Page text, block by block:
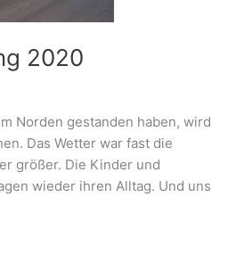
2020
Norden gestanden haben, wird
Das Wetter war fast die
größer. Die Kinder und
wieder ihren Alltag. Und uns